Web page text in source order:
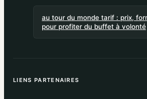
au tour du monde tarif : prix,
pour profiter du buffet à volonté
LIENS PARTENAIRES